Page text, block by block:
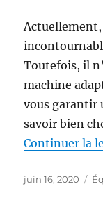
Actuellement,
Toutefois, il
machine
vous garantir
savoir bien
Continuer la
Publié
juin 16, 2020